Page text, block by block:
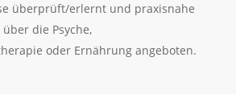
überprüft/erlernt und praxisnahe
die Psyche,
oder Ernährung angeboten.